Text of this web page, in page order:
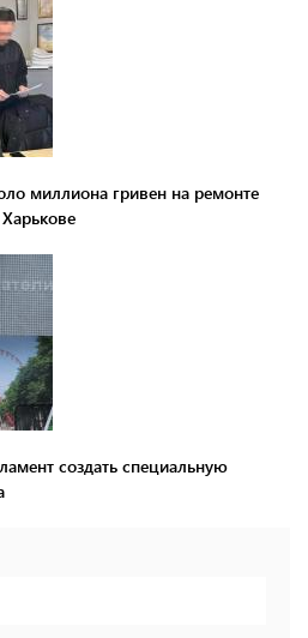
миллиона гривен на ремонте
создать специальную